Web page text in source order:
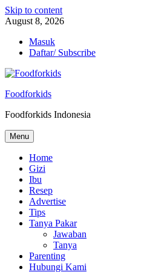
Skip to content
August 8, 2026
Masuk
Daftar/ Subscribe
Foodforkids
Foodforkids Indonesia
Menu
Home
Gizi
Ibu
Resep
Advertise
Tips
Tanya Pakar
Jawaban
Tanya
Parenting
Hubungi Kami